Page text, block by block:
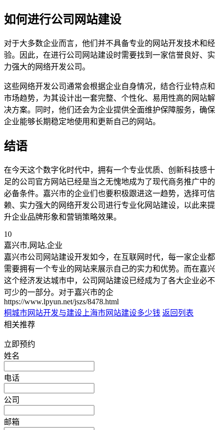
如何进行公司网站建设
对于大多数企业而言，他们并不具备专业的网站开发技术和经
验。因此，在进行公司网站建设时需要找到一家信誉良好、实
力强大的网络开发公司。
这些网络开发公司通常会根据企业自身情况，结合行业特点和
市场趋势，为其设计出一套完整、个性化、易用性高的网站解
决方案。同时，他们还会为企业提供全面维护保障服务，确保
企业能够长期稳定地使用和更新自己的网站。
结语
在今天这个数字化时代中，拥有一个专业优质、创新科技感十
足的公司官方网站已经是当之无愧地成为了现代商务推广中的
必备条件。嘉兴市的企业们也要积极跟进这一趋势，选择可信
赖、实力强大的网络开发公司进行专业化网站建设，以此来提
升企业品牌形象和营销策略效果。
10
嘉兴市,网站,企业
嘉兴市公司网站建设开发如今，在互联网时代，每一家企业都
需要拥有一个专业的网站来展示自己的实力和优势。而在嘉兴
这个经济发达城市中，公司网站建设已经成为了各大企业必不
可少的一部分。对于嘉兴市的企
https://www.lpyun.net/jszs/8478.html
桐城市网站开发与建设 上海市网站建设多少钱 返回列表
相关推荐
立即预约
姓名
电话
公司
邮箱